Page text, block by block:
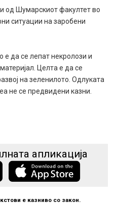
од Шумарскиот факултет во
ситуации на заробени
е да се лепат некролози и
Целта е да се
на зеленилото. Одлуката
не се предвидени казни.
апликација
е казниво со закон.